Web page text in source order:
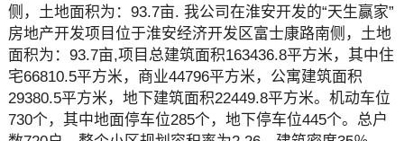
侧，土地面积为：93.7亩. 我公司在淮安开发的“天生赢家”
房地产开发项目位于淮安经济开发区富士康路南侧，土地
面积为：93.7亩,项目总建筑面积163436.8平方米，其中住
宅66810.5平方米，商业44796平方米，公寓建筑面积
29380.5平方米，地下建筑面积22449.8平方米。机动车位
730个，其中地面停车位285个，地下停车位445个。总户